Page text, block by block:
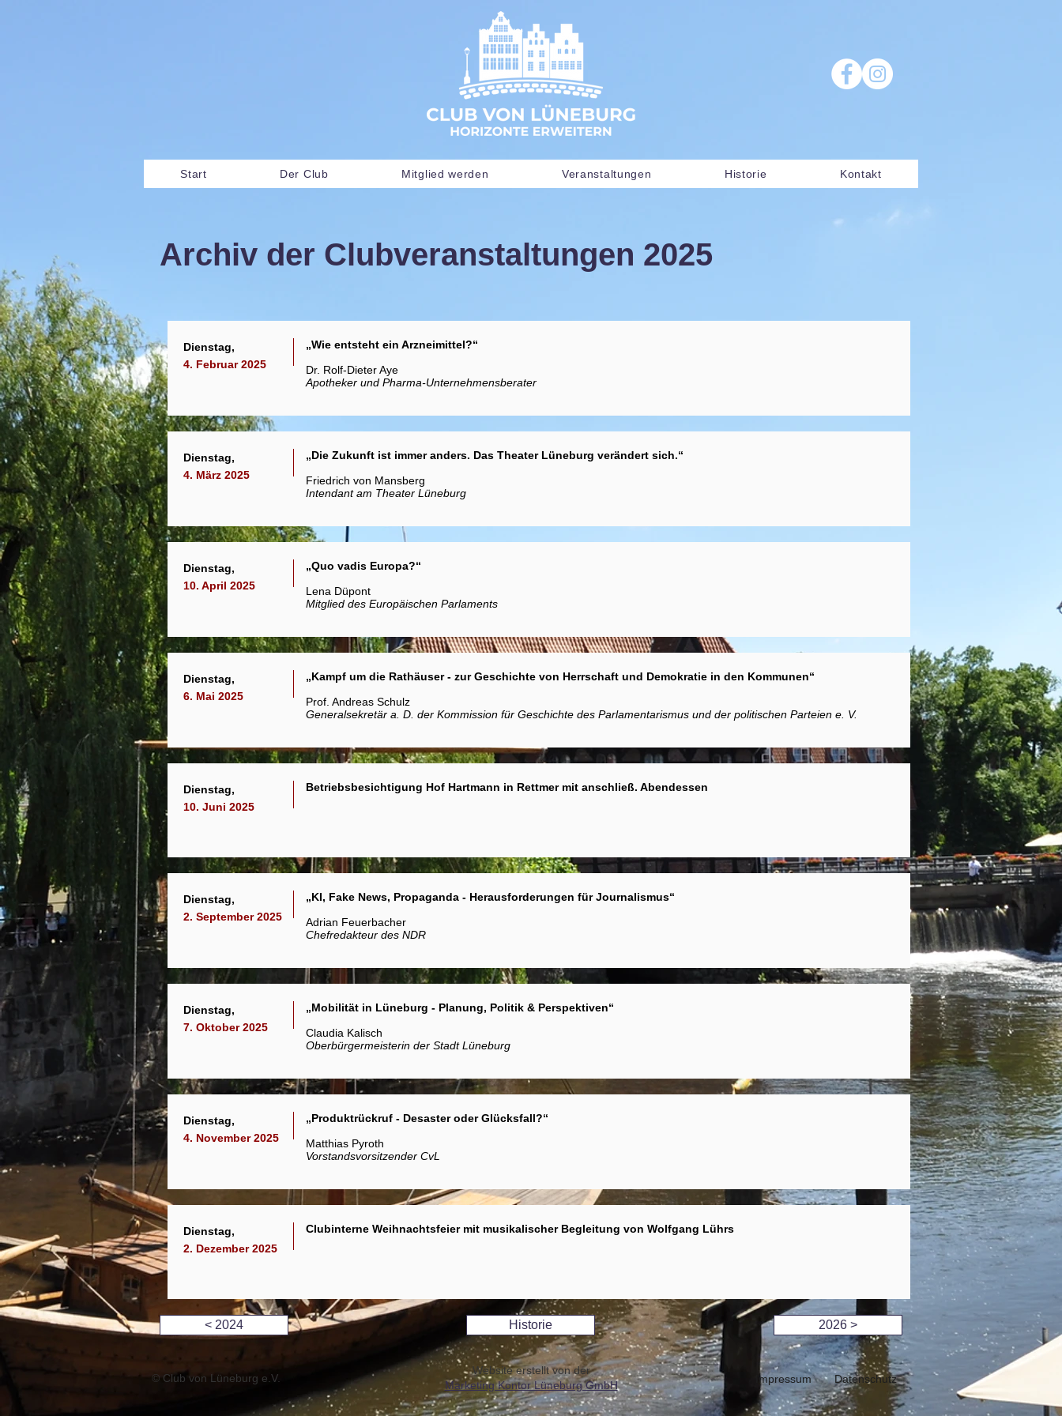
Start Der Club Mitglied werden Veranstaltungen Historie Kontakt
Archiv der Clubveranstaltungen 2025
Dienstag,
4. Februar 2025
„Wie entsteht ein Arzneimittel?“
Dr. Rolf-Dieter Aye
Apotheker und Pharma-Unternehmensberater
Dienstag,
4. März 2025
„Die Zukunft ist immer anders. Das Theater Lüneburg verändert sich.“
Friedrich von Mansberg
Intendant am Theater Lüneburg
Dienstag,
10. April 2025
„Quo vadis Europa?“
Lena Düpont
Mitglied des Europäischen Parlaments
Dienstag,
6. Mai 2025
„Kampf um die Rathäuser - zur Geschichte von Herrschaft und Demokratie in den Kommunen“
Prof. Andreas Schulz
Generalsekretär a. D. der Kommission für Geschichte des Parlamentarismus und der politischen Parteien e. V.
Dienstag,
10. Juni 2025
Betriebsbesichtigung Hof Hartmann in Rettmer mit anschließ. Abendessen
Dienstag,
2. September 2025
„KI, Fake News, Propaganda - Herausforderungen für Journalismus“
Adrian Feuerbacher
Chefredakteur des NDR
Dienstag,
7. Oktober 2025
„Mobilität in Lüneburg - Planung, Politik & Perspektiven“
Claudia Kalisch
Oberbürgermeisterin der Stadt Lüneburg
Dienstag,
4. November 2025
„Produktrückruf - Desaster oder Glücksfall?“
Matthias Pyroth
Vorstandsvorsitzender CvL
Dienstag,
2. Dezember 2025
Clubinterne Weihnachtsfeier mit musikalischer Begleitung von Wolfgang Lührs
< 2024 Historie 2026 >
© Club von Lüneburg e.V.
Website erstellt von der
Marketing Kontor Lüneburg GmbH
Impressum Datenschutz